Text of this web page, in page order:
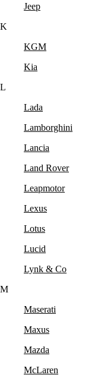
Jeep
K
KGM
Kia
L
Lada
Lamborghini
Lancia
Land Rover
Leapmotor
Lexus
Lotus
Lucid
Lynk & Co
M
Maserati
Maxus
Mazda
McLaren